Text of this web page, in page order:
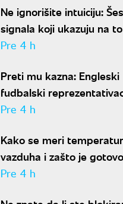
Ne ignorišite intuiciju:
signala koji ukazuju na
partner krije aferu
Pre 4 h
Preti mu kazna: Engleski
fudbalski
optužen za napad u
Pre 4 h
Kako se meri
vazduha i zašto je
niža od one koju pokazuju
Pre 4 h